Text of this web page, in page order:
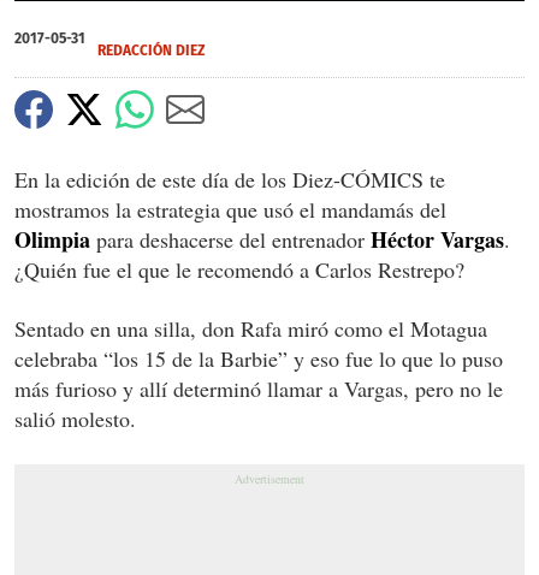
seconds
of
seconds
2017-05-31
REDACCIÓN DIEZ
En la edición de este día de los Diez-CÓMICS te
mostramos la estrategia que usó el mandamás del
Olimpia para deshacerse del entrenador Héctor Vargas.
¿Quién fue el que le recomendó a Carlos Restrepo?
Sentado en una silla, don Rafa miró como el Motagua
celebraba “los 15 de la Barbie” y eso fue lo que lo puso
más furioso y allí determinó llamar a Vargas, pero no le
salió molesto.